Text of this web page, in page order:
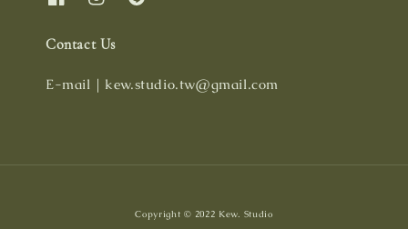
Contact Us
E-mail｜kew.studio.tw@gmail.com
Copyright © 2022 Kew. Studio